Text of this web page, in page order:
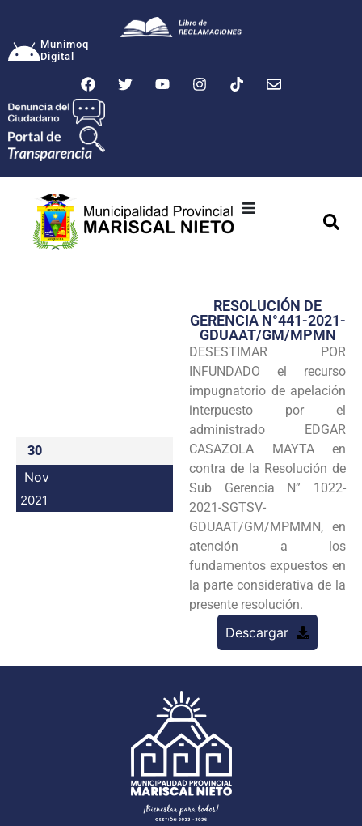
Munimoq
Digital
Transparencia
Seguridad
Programas
Intranet
30
Nov
2021
RESOLUCIÓN DE
GERENCIA N°441-2021-
GDUAAT/GM/MPMN
DESESTIMAR POR
INFUNDADO el recurso
impugnatorio de apelación
interpuesto por el
administrado EDGAR
CASAZOLA MAYTA en
contra de la Resolución de
Sub Gerencia N” 1022-
2021-SGTSV-
GDUAAT/GM/MPMMN, en
atención a los
fundamentos expuestos en
la parte considerativa de la
presente resolución.
Descargar